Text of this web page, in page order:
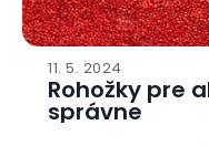
11. 5. 2024
Rohožky pre
správne